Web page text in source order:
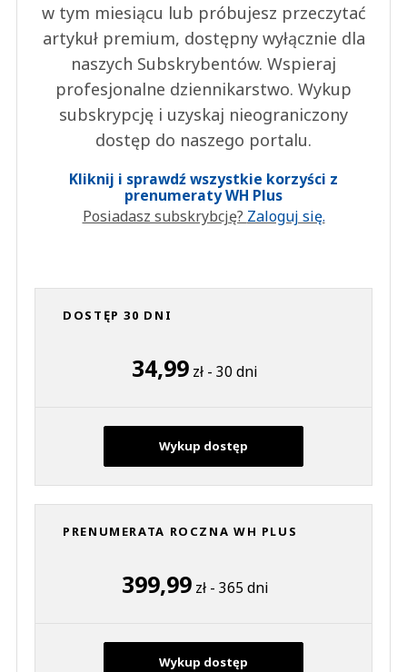
w tym miesiącu lub próbujesz przeczytać
artykuł premium, dostępny wyłącznie dla
naszych Subskrybentów. Wspieraj
profesjonalne dziennikarstwo. Wykup
subskrypcję i uzyskaj nieograniczony
dostęp do naszego portalu.
Kliknij i sprawdź wszystkie korzyści z
prenumeraty WH Plus
Posiadasz subskrybcję? Zaloguj się.
DOSTĘP 30 DNI
34,99 zł - 30 dni
Wykup dostęp
PRENUMERATA ROCZNA WH PLUS
399,99zł - 365 dni
Wykup dostęp